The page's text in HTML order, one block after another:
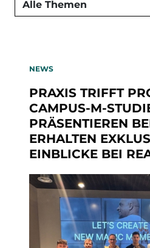
NEWS
PRAXIS TRIFFT
CAMPUS-M-
PRÄSENTIEREN
ERHALTEN
EINBLICKE BEI